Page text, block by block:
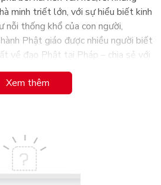
minh triết lớn, với sự hiểu biết kinh
nỗi thống khổ của con người,
Phật giáo được nhiều người biết
về đạo Phật tại Pháp – chia sẻ với
này những suy ngẫm say mê về con
phúc và những phương pháp để
Xem thêm